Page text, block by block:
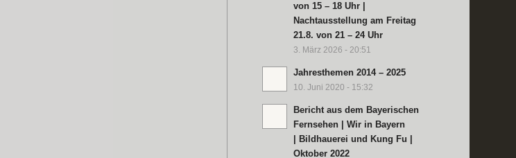
von 15 – 18 Uhr |
Nachtausstellung am Freitag
21.8. von 21 – 24 Uhr
3. März 2026 - 20:51
Jahresthemen 2014 – 2025
10. Juni 2020 - 15:32
Bericht aus dem Bayerischen
Fernsehen | Wir in Bayern
| Bildhauerei und Kung Fu |
Oktober 2022